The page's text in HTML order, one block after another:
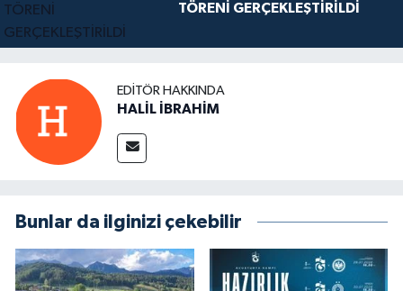
TÖRENİ GERÇEKLEŞTİRİLDİ
EDITÖR HAKKINDA
HALİL İBRAHİM
Bunlar da ilginizi çekebilir